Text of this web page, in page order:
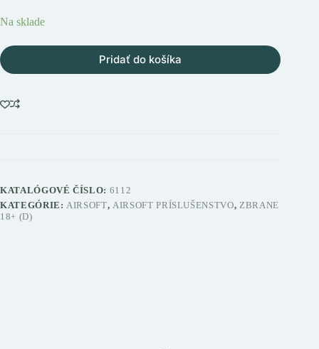
Na sklade
Pridať do košíka
KATALÓGOVÉ ČÍSLO: 6112
KATEGÓRIE: AIRSOFT, AIRSOFT PRÍSLUŠENSTVO, ZBRANE
18+ (D)